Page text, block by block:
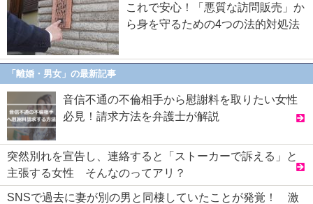
これで安心！「悪質な訪問販売」か
ら身を守るための4つの法的対処法
「離婚・男女」の最新記事
音信不通の不倫相手から慰謝料を取りたい女性
必見！請求方法を弁護士が解説
突然別れを宣告し、連絡すると「ストーカーで訴える」と
主張する女性 そんなのってアリ？
SNSで過去に妻が別の男と同棲していたことが発覚！ 激